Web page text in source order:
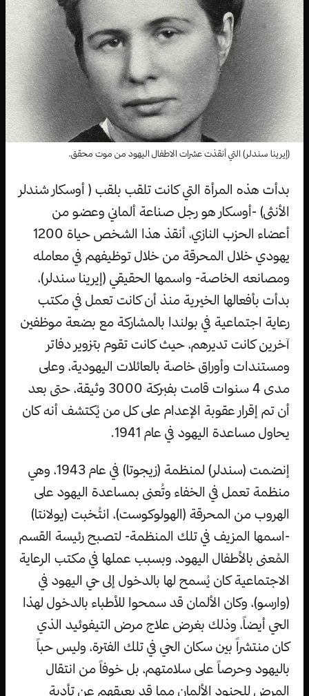
(إيرينا سندلر) التي أنقذت عشرات الاطفال اليهود من موت محقق.
بدأت هذه المرأة التي كانت تلقب بلقب ( أوسكار شندلر
الأنثى) -أوسكار هو رجل صناعة ألماني وعضو من
أعضاء الحزب النازي، أنقذ هذا الشخص حياة 1200
يهودي خلال المحرقة من خلال توظيفهم في معامله
ومصانعه الخاصة- واسمها الحقيقي (إيرينا سندلر)،
بدأت بأفعالها الخيرية منذ أن كانت تعمل في مكتب
رعاية اجتماعية في بولندا بالمشاركة مع بضعة موظفين
آخرين كانت تديرهم، حيث كانت تقوم بتزوير دفاتر
ومستندات وأوراق خاصة بالعائلات اليهودية، وعلى
مدى 4 سنوات قامت بفبركة 3000 وثيقة، حتى بعد
أن تم إقرار عقوبة الإعدام على كل من يُكتشف أنه كان
يحاول مساعدة اليهود في عام 1941.
إنضمت (سندلر) لمنظمة (زيجوتا) في عام 1943، وهي
منظمة تعمل في الخفاء وتُعنى بمساعدة اليهود على
الهروب من المحرقة (الهولوكوست)، انتُخبت (يولانتا)
-اسمها المزيف في تلك المنظمة- لتصبح رئيسة القسم
المُعنى بالأطفال اليهود، وبسبب عملها في مكتب الرعاية
الاجتماعية كان يُسمح لها بالدخول إلى حي اليهود في
(وارسو)، وكان الألمان قد سمحوا للأطباء بالدخول لهذا
الحي أيضاً، وذلك بغرض علاج مرض التيفوئيد الذي
كان منتشراً بين سكان الحي في تلك الفترة، وليس حباً
باليهود وحرصاً على سلامتهم، بل خوفاً من انتقال
المرض للجنود الألمان مما قد يعيقهم عن تأدية